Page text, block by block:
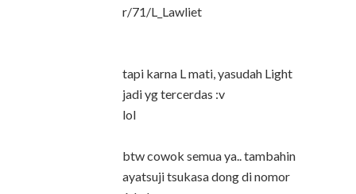
r/71/L_Lawliet
tapi karna L mati, yasudah Light
jadi yg tercerdas :v
lol
btw cowok semua ya.. tambahin
ayatsuji tsukasa dong di nomor